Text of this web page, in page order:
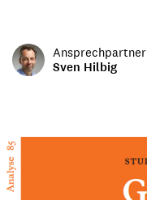
Ansprechpartner
Sven Hilbig